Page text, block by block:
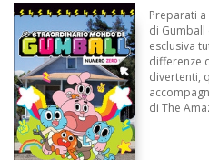
Preparati
di Gumball
esclusiva
differenze
divertenti,
di The